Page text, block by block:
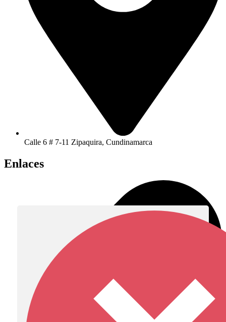
Calle 6 # 7-11 Zipaquira, Cundinamarca
Enlaces